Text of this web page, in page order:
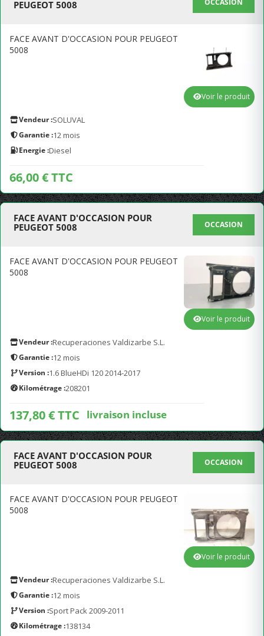
PEUGEOT 5008
OCCASION
FACE AVANT D'OCCASION POUR PEUGEOT
5008
Vendeur :SOLUVAL
Garantie :12 mois
Energie :Diesel
66,00 € TTC
Voir le produit
FACE AVANT D'OCCASION POUR
PEUGEOT 5008
OCCASION
FACE AVANT D'OCCASION POUR PEUGEOT
5008
Vendeur :Recuperaciones Valdizarbe S.L.
Garantie :12 mois
Version :1.6 BlueHDi 120 2014-2017
Kilométrage :208201
137,80 € TTC livraison incluse
Voir le produit
FACE AVANT D'OCCASION POUR
PEUGEOT 5008
OCCASION
FACE AVANT D'OCCASION POUR PEUGEOT
5008
Vendeur :Recuperaciones Valdizarbe S.L.
Garantie :12 mois
Version :Sport Pack 2009-2011
Kilométrage :138134
Voir le produit